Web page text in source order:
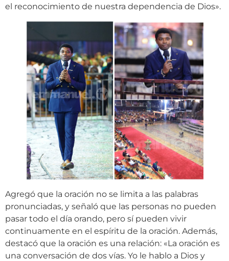
el reconocimiento de nuestra dependencia de Dios».
Agregó que la oración no se limita a las palabras
pronunciadas, y señaló que las personas no pueden
pasar todo el día orando, pero sí pueden vivir
continuamente en el espíritu de la oración. Además,
destacó que la oración es una relación: «La oración es
una conversación de dos vías. Yo le hablo a Dios y